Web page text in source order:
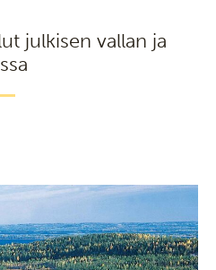
julkisen vallan ja